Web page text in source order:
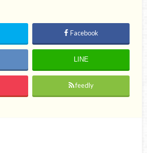
Facebook
LINE
feedly